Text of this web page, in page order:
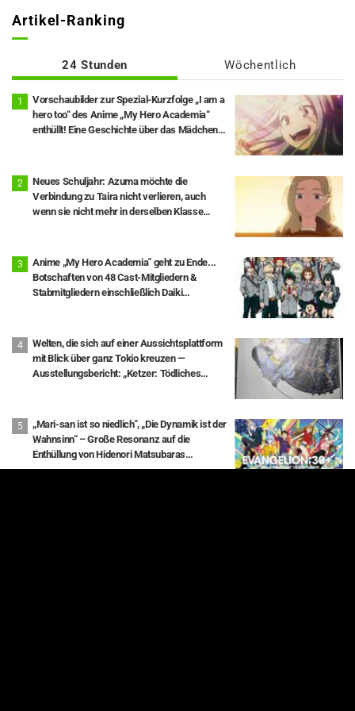
Artikel-Ranking
24 Stunden Wöchentlich
Vorschaubilder zur Spezial-Kurzfolge „I am a
hero too“ des Anime „My Hero Academia“
enthüllt! Eine Geschichte über das Mädchen
Neues Schuljahr: Azuma möchte die
Verbindung zu Taira nicht verlieren, auch
wenn sie nicht mehr in derselben Klasse
veröffentlicht
Anime „My Hero Academia" geht zu Ende...
Botschaften von 48 Cast-Mitgliedern &
Stabmitgliedern einschließlich Daiki
Welten, die sich auf einer Aussichtsplattform
mit Blick über ganz Tokio kreuzen —
Ausstellungsbericht: „Ketzer: Tödliches
„Mari-san ist so niedlich“, „Die Dynamik ist der
Wahnsinn“ – Große Resonanz auf die
Enthüllung von Hidenori Matsubaras
wunderschöner Zeichnung der drei Figuren